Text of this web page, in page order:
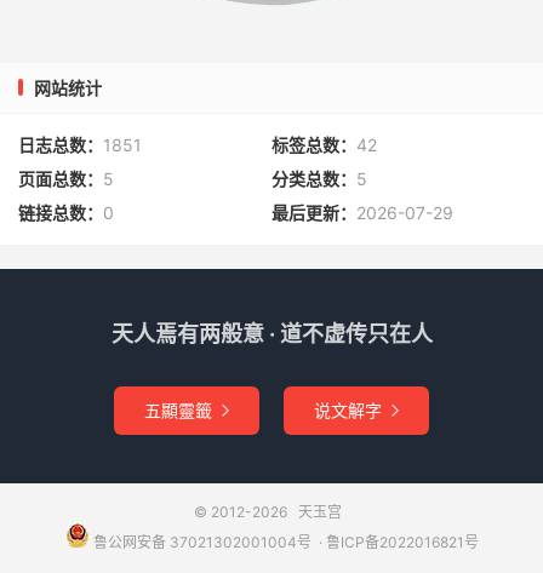
网站统计
日志总数： 1851 标签总数： 42
页面总数： 5 分类总数： 5
链接总数： 0 最后更新： 2026-07-29
天人焉有两般意 · 道不虚传只在人
五顯靈籤  说文解字 
© 2012-2026 天玉宫
鲁公网安备 37021302001004号 ​​​ · 鲁ICP备2022016821号